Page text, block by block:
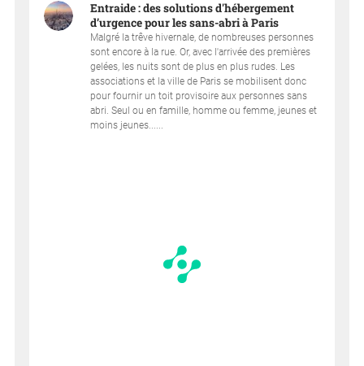
Entraide : des solutions d'hébergement
d’urgence pour les sans-abri à Paris
Malgré la trêve hivernale, de nombreuses personnes
sont encore à la rue. Or, avec l'arrivée des premières
gelées, les nuits sont de plus en plus rudes. Les
associations et la ville de Paris se mobilisent donc
pour fournir un toit provisoire aux personnes sans
abri. Seul ou en famille, homme ou femme, jeunes et
moins jeunes......